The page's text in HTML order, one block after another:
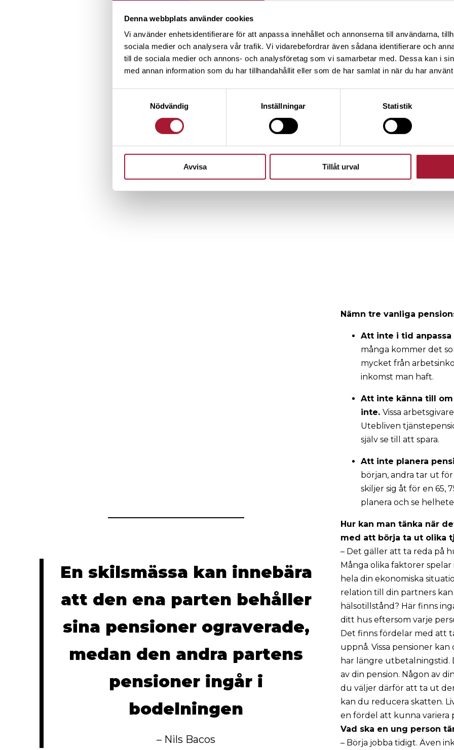
Denna webbplats använder cookies
Vi använder enhetsidentifierare för att anpassa innehållet och annonserna till användarna,
sociala medier och analysera vår trafik. Vi vidarebefordrar även sådana identifierare och
till de sociala medier och annons- och analysföretag som vi samarbetar med. Dessa kan i
med annan information som du har tillhandahållit eller som de har samlat in när du har
Nödvändig
Inställningar Statistik
Avvisa Tillåt urval
Nämn tre vanliga
Att inte i tid
många kommer det
mycket från
inkomst man haft.
Att inte känna till
inte. Vissa
Utebliven
själv se till att spara.
Att inte planera
början, andra tar ut
skiljer sig åt för en 65,
planera och se
En skilsmässa kan innebära
att den ena parten behåller
sina pensioner ograverade,
medan den andra partens
pensioner ingår i
bodelningen
– Nils Bacos
Hur kan man tänka när
med att börja ta ut olika
– Det gäller att ta reda på
Många olika faktorer
hela din ekonomiska
relation till din partners
hälsotillstånd? Här finns
ditt hus eftersom varje
Det finns fördelar med att
uppnå. Vissa pensioner
har längre utbetalningstid.
av din pension. Någon av
du väljer därför att ta ut
kan du reducera skatten.
en fördel att kunna variera
Vad ska en ung person
– Börja jobba tidigt. Även